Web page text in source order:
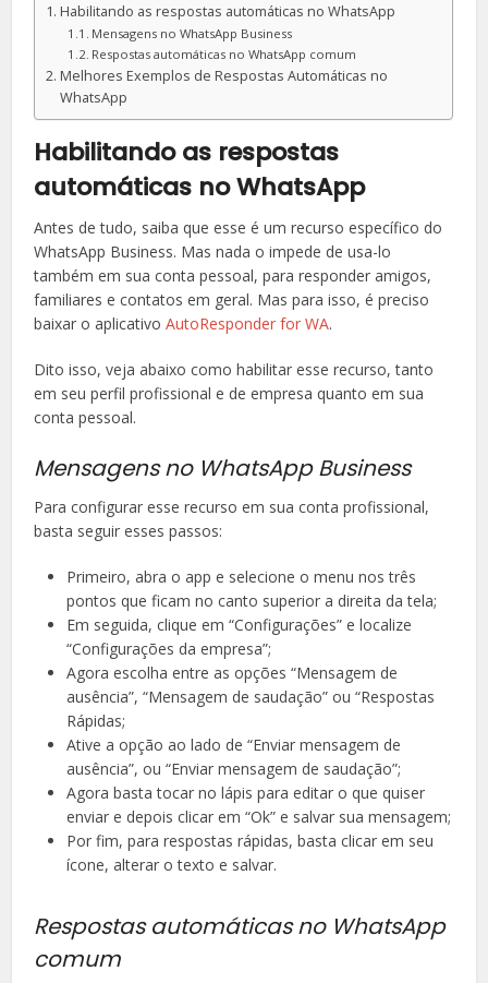
Habilitando as respostas automáticas no WhatsApp
Mensagens no WhatsApp Business
Respostas automáticas no WhatsApp comum
Melhores Exemplos de Respostas Automáticas no
WhatsApp
Habilitando as respostas
automáticas no WhatsApp
Antes de tudo, saiba que esse é um recurso específico do
WhatsApp Business. Mas nada o impede de usa-lo
também em sua conta pessoal, para responder amigos,
familiares e contatos em geral. Mas para isso, é preciso
baixar o aplicativoAutoResponder for WA.
Dito isso, veja abaixo como habilitar esse recurso, tanto
em seu perfil profissional e de empresa quanto em sua
conta pessoal.
Mensagens no WhatsApp Business
Para configurar esse recurso em sua conta profissional,
basta seguir esses passos:
Primeiro, abra o app e selecione o menu nos três
pontos que ficam no canto superior a direita da tela;
Em seguida, clique em “Configurações” e localize
“Configurações da empresa”;
Agora escolha entre as opções “Mensagem de
ausência”, “Mensagem de saudação” ou “Respostas
Rápidas;
Ative a opção ao lado de “Enviar mensagem de
ausência”, ou “Enviar mensagem de saudação”;
Agora basta tocar no lápis para editar o que quiser
enviar e depois clicar em “Ok” e salvar sua mensagem;
Por fim, para respostas rápidas, basta clicar em seu
ícone, alterar o texto e salvar.
Respostas automáticas no WhatsApp
comum